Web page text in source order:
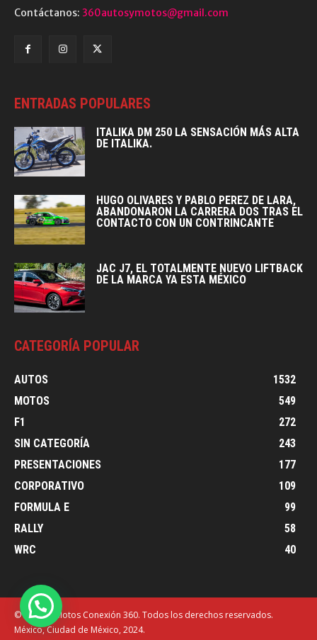
Contáctanos: 360autosymotos@gmail.com
ENTRADAS POPULARES
ITALIKA DM 250 LA SENSACIÓN MÁS ALTA
DE ITALIKA.
HUGO OLIVARES Y PABLO PEREZ DE LARA,
ABANDONARON LA CARRERA DOS TRAS EL
CONTACTO CON UN CONTRINCANTE
JAC J7, EL TOTALMENTE NUEVO LIFTBACK
DE LA MARCA YA ESTA MÉXICO
CATEGORÍA POPULAR
AUTOS
1532
MOTOS
549
F1
272
SIN CATEGORÍA
243
PRESENTACIONES
177
CORPORATIVO
109
FORMULA E
99
RALLY
58
WRC
40
© Autos y Motos Conexión 360. Todos los derechos reservados.
México, Ciudad de México, 2024.